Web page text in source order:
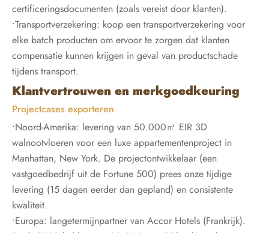
certificeringsdocumenten (zoals vereist door klanten).
•Transportverzekering: koop een transportverzekering voor
elke batch producten om ervoor te zorgen dat klanten
compensatie kunnen krijgen in geval van productschade
tijdens transport.
Klantvertrouwen en merkgoedkeuring
Projectcases exporteren
•Noord-Amerika: levering van 50.000㎡ EIR 3D
walnootvloeren voor een luxe appartementenproject in
Manhattan, New York. De projectontwikkelaar (een
vastgoedbedrijf uit de Fortune 500) prees onze tijdige
levering (15 dagen eerder dan gepland) en consistente
kwaliteit.
•Europa: langetermijnpartner van Accor Hotels (Frankrijk).